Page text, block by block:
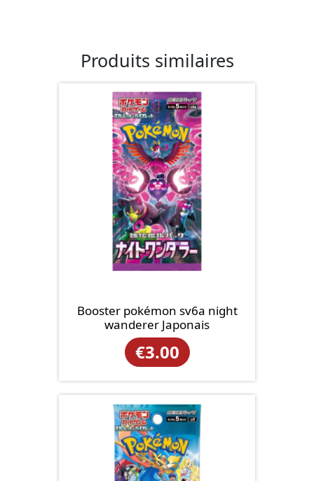
Produits similaires
Booster pokémon sv6a night
wanderer Japonais
€3.00